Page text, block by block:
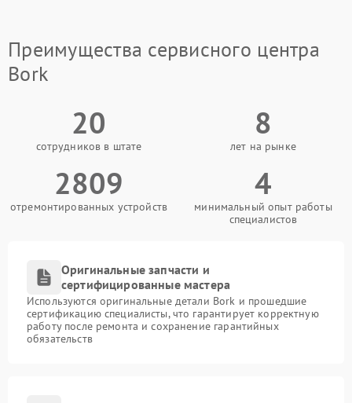
Преимущества сервисного центра
Bork
20
сотрудников в штате
8
лет на рынке
2809
отремонтированных устройств
4
минимальный опыт работы
специалистов
Оригинальные запчасти и
сертифицированные мастера
Используются оригинальные детали Bork и прошедшие
сертификацию специалисты, что гарантирует корректную
работу после ремонта и сохранение гарантийных
обязательств